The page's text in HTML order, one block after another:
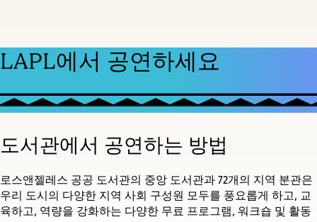
LAPL에서 공연하세요
도서관에서 공연하는 방법
로스앤젤레스 공공 도서관의 중앙 도서관과 72개의 지역 분관은
우리 도시의 다양한 지역 사회 구성원 모두를 풍요롭게 하고, 교
육하고, 역량을 강화하는 다양한 무료 프로그램, 워크숍 및 활동